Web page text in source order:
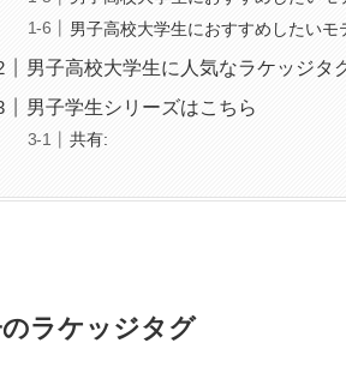
男子高校大学生におすすめしたいモ
男子高校大学生に人気なラケッジタ
男子学生シリーズはこちら
共有:
ラケッジタグ